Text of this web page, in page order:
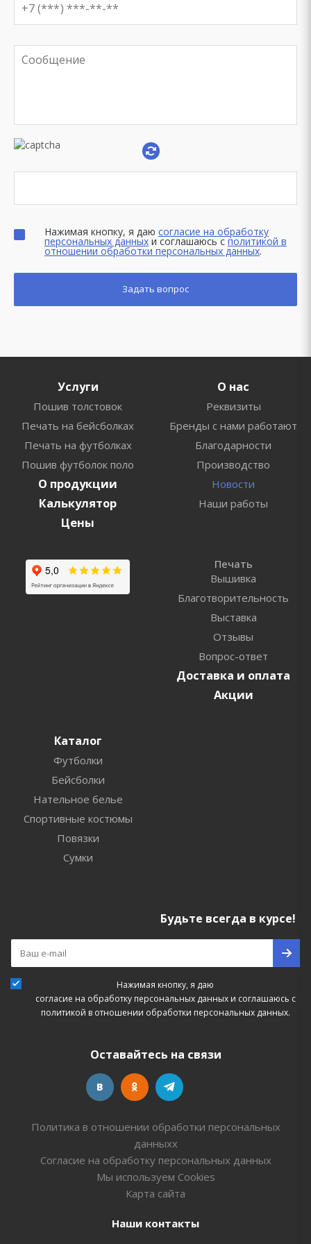
Нажимая кнопку, я даю согласие на обработку
персональных данных и соглашаюсь сполитикой в
отношении обработки персональных данных.
Услуги
Пошив толстовок
Печать на бейсболках
Печать на футболках
Пошив футболок поло
О продукции
Калькулятор
Цены
О нас
Реквизиты
Бренды с нами работают
Благодарности
Производство
Новости
Наши работы
Печать
Вышивка
Благотворительность
Выставка
Отзывы
Вопрос-ответ
Доставка и оплата
Акции
Каталог
Футболки
Бейсболки
Нательное белье
Спортивные костюмы
Повязки
Сумки
Будьте всегда в курсе!
Нажимая кнопку, я даю
согласие на обработку персональных данныхи соглашаюсь с
политикой в отношении обработки персональных данных.
Оставайтесь на связи
Политика в отношении обработки персональных
данныхх
Согласие на обработку персональных данных
Мы используем Cookies
Карта сайта
Наши контакты